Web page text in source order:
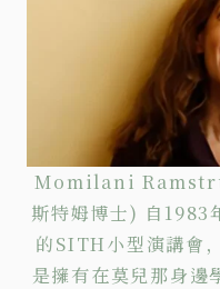
Momilani
斯特姆博士) 自1983
的SITH小型演講會
是擁有在莫兒那身邊